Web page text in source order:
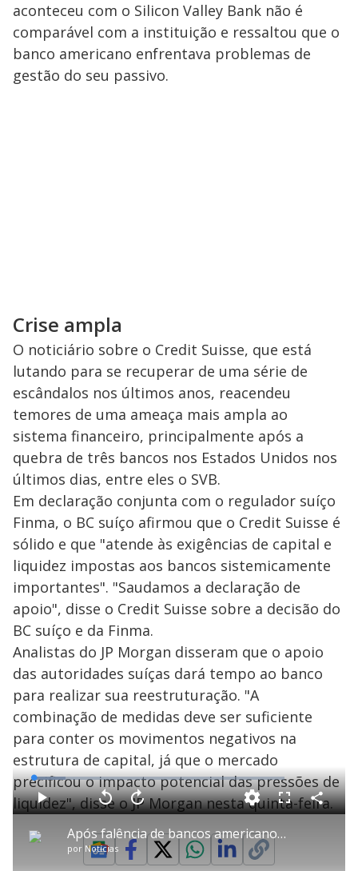
aconteceu com o Silicon Valley Bank não é
comparável com a instituição e ressaltou que o
banco americano enfrentava problemas de
gestão do seu passivo.
Crise ampla
O noticiário sobre o Credit Suisse, que está
lutando para se recuperar de uma série de
escândalos nos últimos anos, reacendeu
temores de uma ameaça mais ampla ao
sistema financeiro, principalmente após a
quebra de três bancos nos Estados Unidos nos
últimos dias, entre eles o SVB.
Em declaração conjunta com o regulador suíço
Finma, o BC suíço afirmou que o Credit Suisse é
sólido e que "atende às exigências de capital e
liquidez impostas aos bancos sistemicamente
importantes". "Saudamos a declaração de
apoio", disse o Credit Suisse sobre a decisão do
BC suíço e da Finma.
Analistas do JP Morgan disseram que o apoio
das autoridades suíças dará tempo ao banco
para realizar sua reestruturação. "A
combinação de medidas deve ser suficiente
para conter os movimentos negativos na
estrutura de capital, já que o mercado
precificou o impacto potencial das pressões de
liquidez", disse o JP Morgan nesta quinta-feira.
P Após falência de bancos americanos, queda das ações da Credit Suisse causa preocupação
por Notícias
P V
t
a
r
1
0
A
n
ç
a
1
L
o
a
d
e F
l
C
o